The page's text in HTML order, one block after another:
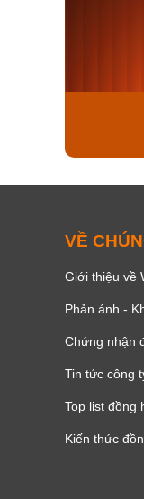
VỀ
Giới thiệu về
Phản ánh -
Chứng nhận
Tin tức công
Top list đồng
Kiến thức